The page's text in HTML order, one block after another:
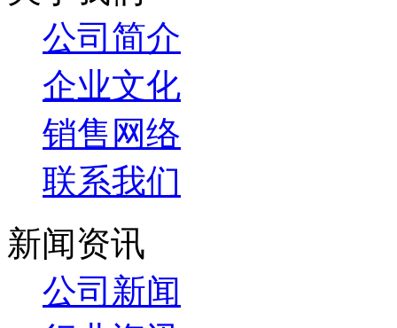
公司简介
企业文化
销售网络
联系我们
新闻资讯
公司新闻